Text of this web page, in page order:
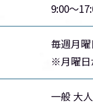
9:00～
毎週月
※月曜日
一般 大